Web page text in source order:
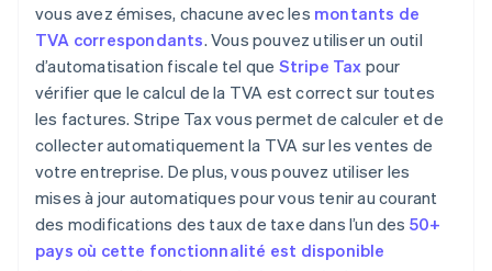
vous avez émises, chacune avec les montants de
TVA correspondants. Vous pouvez utiliser un outil
d’automatisation fiscale tel que Stripe Tax pour
vérifier que le calcul de la TVA est correct sur toutes
les factures. Stripe Tax vous permet de calculer et de
collecter automatiquement la TVA sur les ventes de
votre entreprise. De plus, vous pouvez utiliser les
mises à jour automatiques pour vous tenir au courant
des modifications des taux de taxe dans l’un des 50+
pays où cette fonctionnalité est disponible